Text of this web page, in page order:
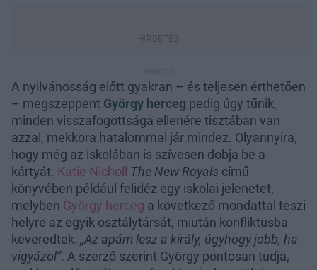
A nyilvánosság előtt gyakran – és teljesen érthetően
– megszeppent György herceg pedig úgy tűnik,
minden visszafogottsága ellenére tisztában van
azzal, mekkora hatalommal jár mindez. Olyannyira,
hogy még az iskolában is szívesen dobja be a
kártyát. Katie Nicholl The New Royals című
könyvében például felidéz egy iskolai jelenetet,
melyben György herceg a következő mondattal teszi
helyre az egyik osztálytársát, miután konfliktusba
keveredtek: „Az apám lesz a király, úgyhogy jobb, ha
vigyázol”. A szerző szerint György pontosan tudja,